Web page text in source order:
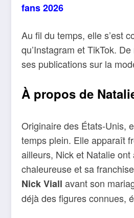
fans 2026
Au fil du temps, elle s’est
qu’Instagram et TikTok.
ses publications sur la
À propos de
Originaire des États-Unis,
temps plein. Elle apparaît
ailleurs, Nick et Natalie
chaleureuse et sa
Nick Viall avant son
déjà des figures connues,